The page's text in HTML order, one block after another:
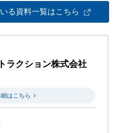
る資料一覧はこちら
ラクション株式会社
はこちら